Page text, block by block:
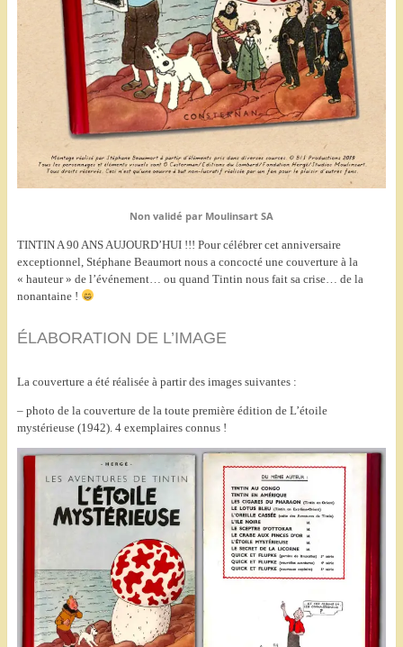
Non validé par Moulinsart SA
TINTIN A 90 ANS AUJOURD’HUI !!! Pour célébrer cet anniversaire
exceptionnel, Stéphane Beaumort nous a concocté une couverture à la
« hauteur » de l’événement… ou quand Tintin nous fait sa crise… de la
nonantaine !
ÉLABORATION DE L’IMAGE
La couverture a été réalisée à partir des images suivantes :
– photo de la couverture de la toute première édition de L’étoile
mystérieuse (1942). 4 exemplaires connus !